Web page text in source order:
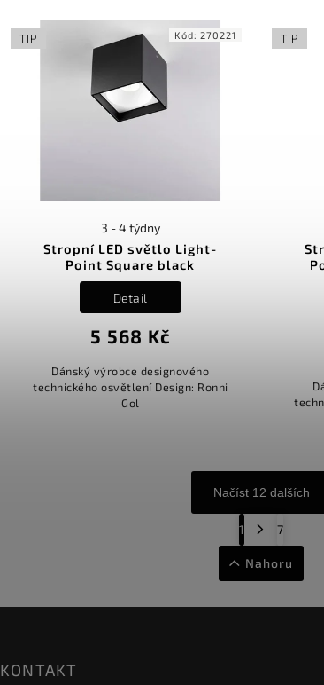
TIP
Stropní LED světlo Light-
Point Square black
3 - 4 týdny
5 568 Kč
Detail
Dánský výrobce designového
technického osvětlení Design: Ronni
Gol
Kód:270221 TIP
Načíst 12 dalších
1 7
Nahoru
KONTAKT